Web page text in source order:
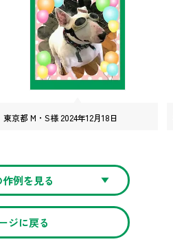
東京都 M・S様 2024年12月18日
例を見る
ジに戻る